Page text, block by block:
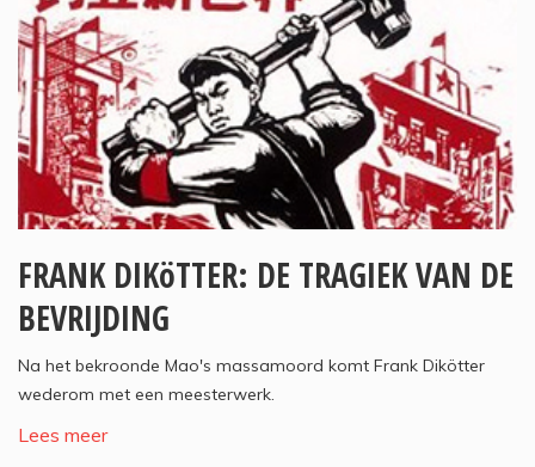
FRANK DIKöTTER: DE TRAGIEK VAN DE
BEVRIJDING
Na het bekroonde Mao's massamoord komt Frank Dikötter
wederom met een meesterwerk.
Lees meer